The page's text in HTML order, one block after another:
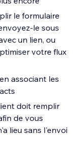
le formulaire
le sous
un lien, ou
votre flux
associant les
doit remplir
de vous
lieu sans l'envoi